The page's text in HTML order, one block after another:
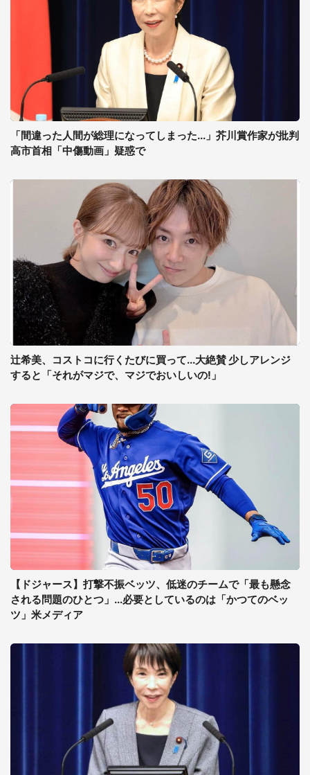
「間違った人間が総理になってしまった...」芥川賞作家が批判
高市首相「中傷動画」疑惑で
辻希美、コストコに行くたびに買って...大絶賛 少しアレンジ
すると「それがマジで、マジでおいしいの!」
【ドジャース】打撃不振ベッツ、低迷のチームで「最も懸念
される問題のひとつ」...必要としているのは「かつてのベッ
ツ」米メディア